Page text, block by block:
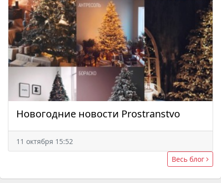
Новогодние новости Prostranstvo
11 октября 15:52
Весь блог